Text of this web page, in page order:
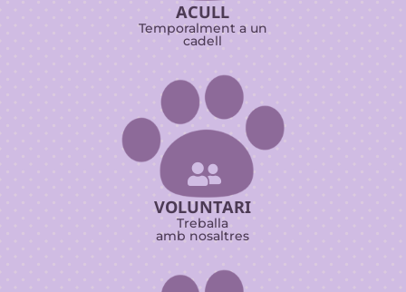
ACULL
Temporalment a un
cadell

VOLUNTARI
Treballa
amb nosaltres